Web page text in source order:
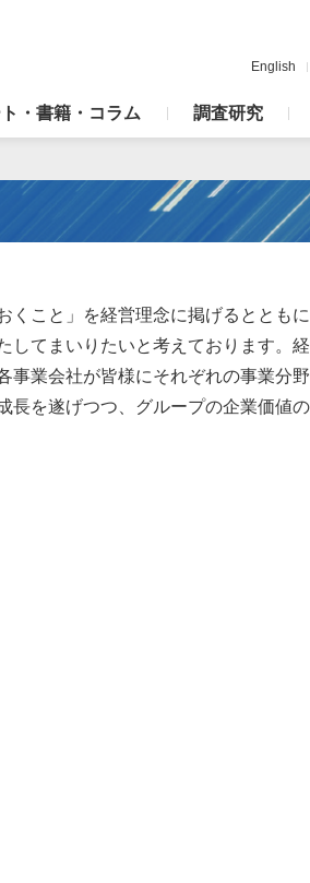
・書籍・コラム 調査研究
English
こと」を経営理念に掲げるととも
てまいりたいと考えております。
業会社が皆様にそれぞれの事業分
を遂げつつ、グループの企業価値